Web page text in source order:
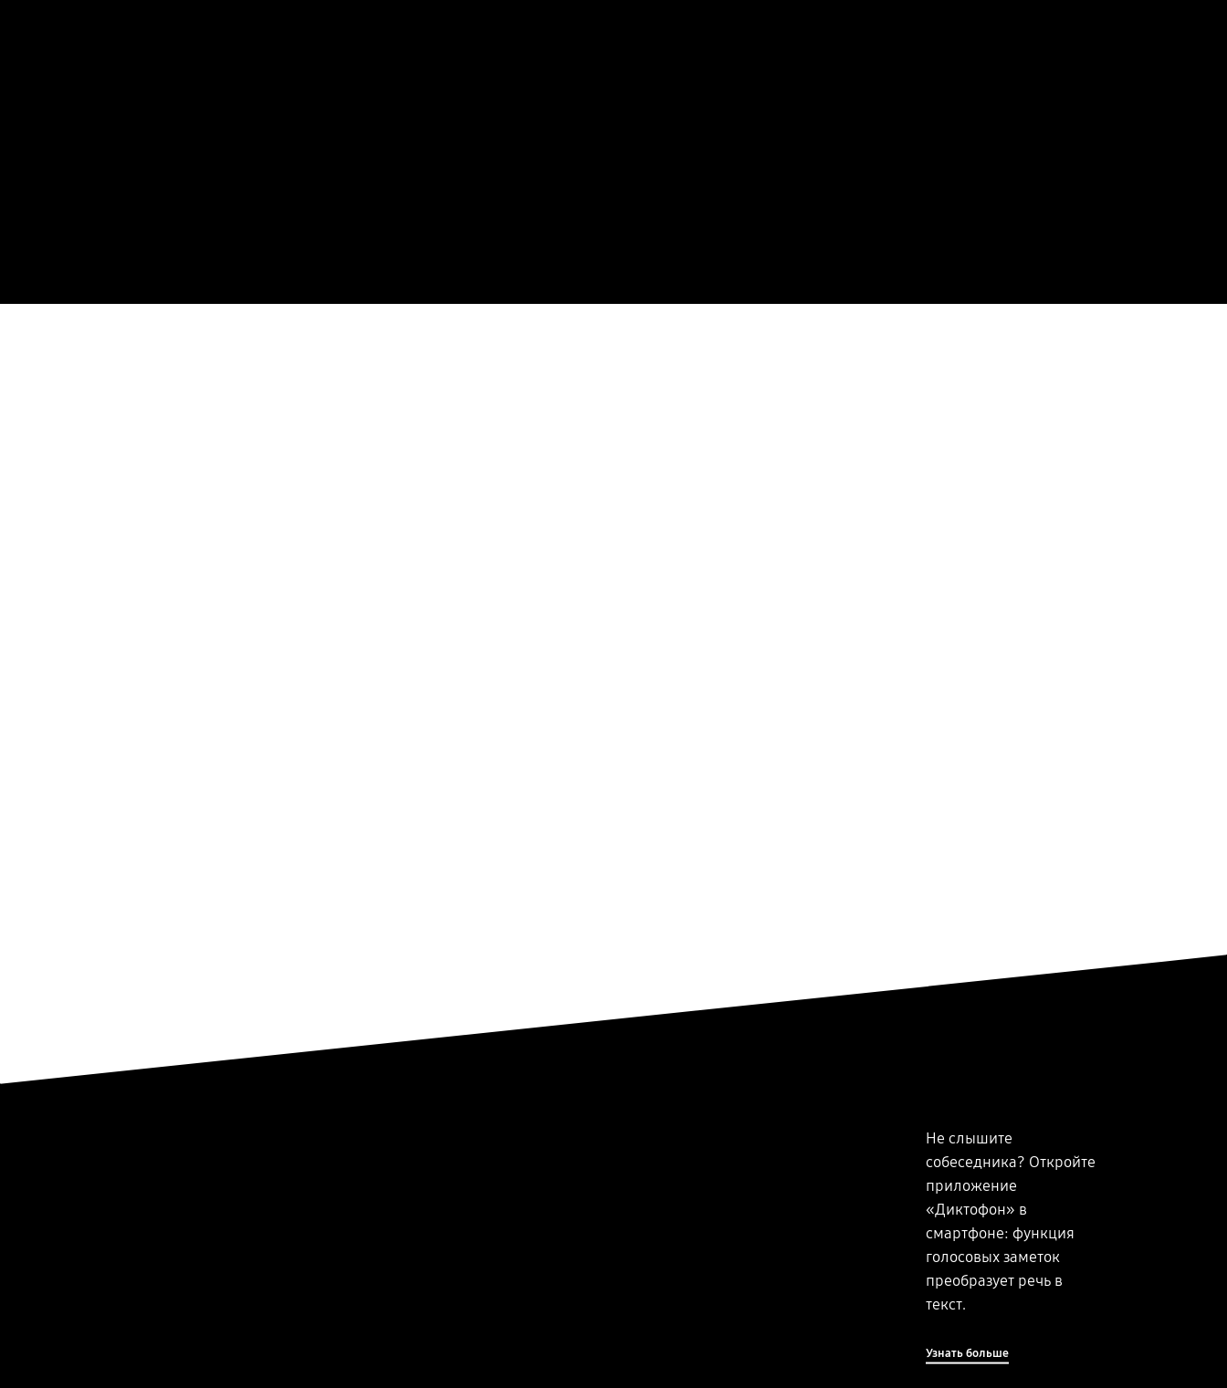
Не слышите
собеседника? Откройте
приложение
«Диктофон» в
смартфоне: функция
голосовых заметок
преобразует речь в
текст.
Узнать больше